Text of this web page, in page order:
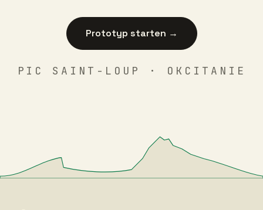
Prototyp starten →
PIC SAINT-LOUP · OKCITANIE